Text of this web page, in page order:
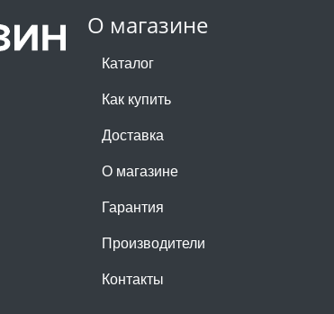
О магазине
Каталог
Как купить
Доставка
О магазине
Гарантия
Производители
Контакты